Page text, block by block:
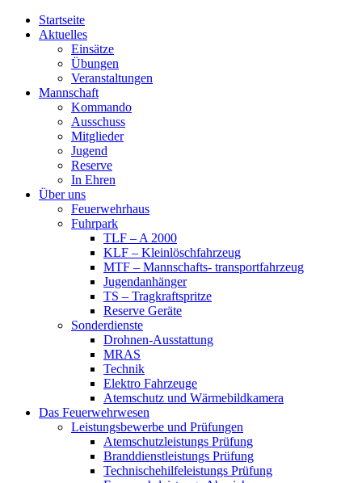
Startseite
Aktuelles
Einsätze
Übungen
Veranstaltungen
Mannschaft
Kommando
Ausschuss
Mitglieder
Jugend
Reserve
In Ehren
Über uns
Feuerwehrhaus
Fuhrpark
TLF – A 2000
KLF – Kleinlöschfahrzeug
MTF – Mannschafts- transportfahrzeug
Jugendanhänger
TS – Tragkraftspritze
Reserve Geräte
Sonderdienste
Drohnen-Ausstattung
MRAS
Technik
Elektro Fahrzeuge
Atemschutz und Wärmebildkamera
Das Feuerwehrwesen
Leistungsbewerbe und Prüfungen
Atemschutzleistungs Prüfung
Branddienstleistungs Prüfung
Technischehilfeleistungs Prüfung